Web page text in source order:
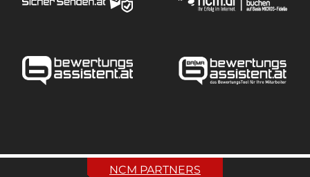
NCM PARTNERS